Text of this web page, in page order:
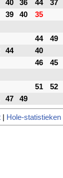
40 36 44 37
39 40 35
44 49
44 40
46 45
51 52
47 49
| Hole-statistieken|